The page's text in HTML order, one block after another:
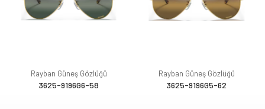
Rayban Güneş Gözlüğü
3625-9196G6-58
Rayban Güneş Gözlüğü
3625-9196G5-62